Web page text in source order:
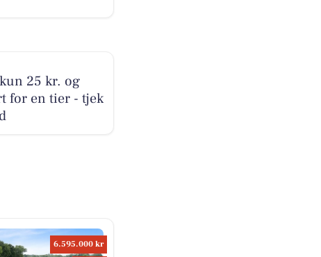
25 kr. og
for en tier - tjek
6.595.000 kr